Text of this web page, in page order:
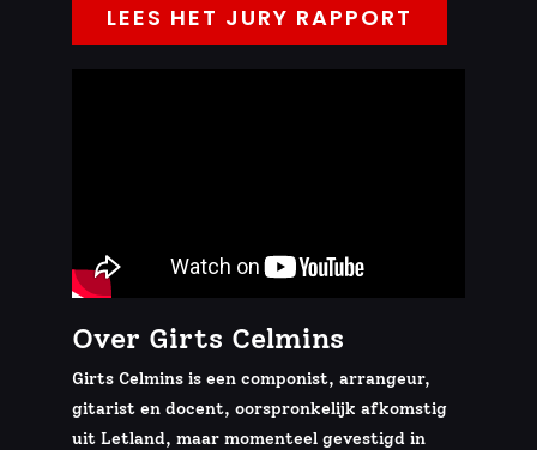
LEES HET JURY RAPPORT
Over Girts Celmins
Girts Celmins is een componist, arrangeur,
gitarist en docent, oorspronkelijk afkomstig
uit Letland, maar momenteel gevestigd in